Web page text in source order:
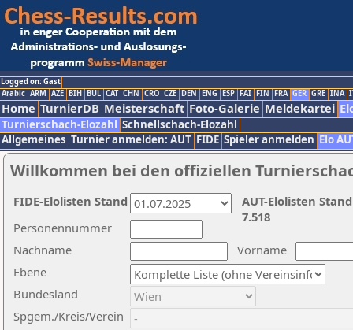
Logged on: Gast
Arabic ARM AZE BIH BUL CAT CHN CRO CZE DEN ENG ESP FAI FIN FRA GER GRE INA
Home TurnierDB Meisterschaft Foto-Galerie Meldekartei
Turnierschach-Elozahl Schnellschach-Elozahl
Allgemeines Turnier anmelden: AUT FIDE Spieler anmelden Elo
Willkommen bei den offiziellen
Nachname
Vorname
Ebene
Personennummer
Bundesland
Spgem./Kreis/Verein
AUT-Elolisten
7.518
FIDE-Elolisten Stand